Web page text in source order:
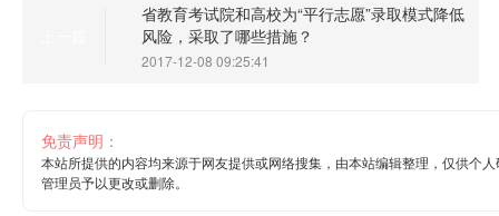
省教育考试院和高校为“平行志愿”录取模式降低
风险，采取了哪些措施？
2017-12-08 09:25:41
免责声明：
本站所提供的内容均来源于网友提供或网络搜集，由本站编辑整理，仅供个
管理员予以更改或删除。